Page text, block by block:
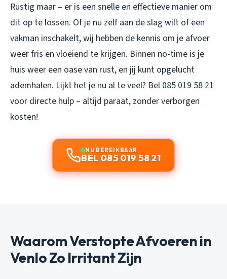
Rustig maar – er is een snelle en effectieve manier om
dit op te lossen. Of je nu zelf aan de slag wilt of een
vakman inschakelt, wij hebben de kennis om je afvoer
weer fris en vloeiend te krijgen. Binnen no-time is je
huis weer een oase van rust, en jij kunt opgelucht
ademhalen. Lijkt het je nu al te veel? Bel 085 019 58 21
voor directe hulp – altijd paraat, zonder verborgen
kosten!
NU BEREIKBAAR
BEL 085 019 58 21
Waarom Verstopte Afvoeren in
Venlo Zo Irritant Zijn